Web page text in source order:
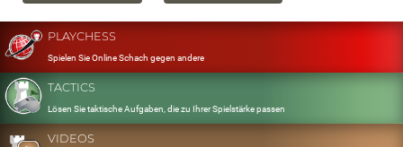
PLAYCHESS
Spielen Sie Online Schach gegen andere
TACTICS
Lösen Sie taktische Aufgaben, die zu Ihrer Spielstärke passen
VIDEOS